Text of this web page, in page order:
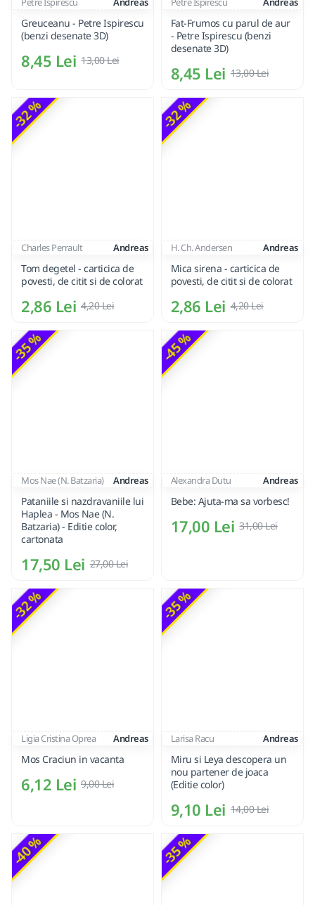
Greuceanu - Petre Ispirescu
(benzi desenate 3D)
8,45 Lei 13,00 Lei
Fat-Frumos cu parul de aur
- Petre Ispirescu (benzi
desenate 3D)
8,45 Lei 13,00 Lei
-32 %
Charles Perrault Andreas
Tom degetel - carticica de
povesti, de citit si de colorat
2,86 Lei 4,20 Lei
-32 %
H. Ch. Andersen Andreas
Mica sirena - carticica de
povesti, de citit si de colorat
2,86 Lei 4,20 Lei
-35 %
Mos Nae (N. Batzaria) Andreas
Pataniile si nazdravaniile lui
Haplea - Mos Nae (N.
Batzaria) - Editie color,
cartonata
17,50 Lei 27,00 Lei
-45 %
Alexandra Dutu Andreas
Bebe: Ajuta-ma sa vorbesc!
17,00 Lei 31,00 Lei
-32 %
Ligia Cristina Oprea Andreas
Mos Craciun in vacanta
6,12 Lei 9,00 Lei
-35 %
Larisa Racu Andreas
Miru si Leya descopera un
nou partener de joaca
(Editie color)
9,10 Lei 14,00 Lei
-40 % -35 %